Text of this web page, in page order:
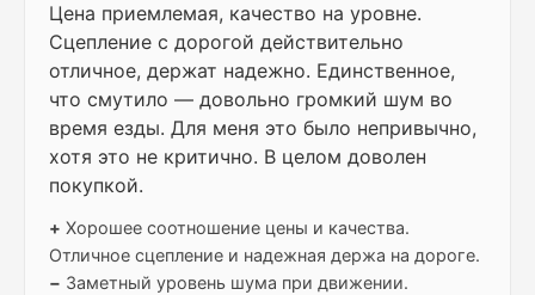
Цена приемлемая, качество на уровне.
Сцепление с дорогой действительно
отличное, держат надежно. Единственное,
что смутило — довольно громкий шум во
время езды. Для меня это было непривычно,
хотя это не критично. В целом доволен
покупкой.
+ Хорошее соотношение цены и качества.
Отличное сцепление и надежная держа на дороге.
− Заметный уровень шума при движении.